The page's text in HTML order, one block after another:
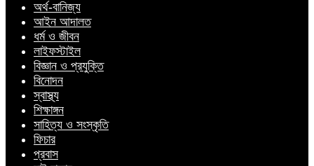
অর্থ-বানিজ্য
আইন আদালত
ধর্ম ও জীবন
লাইফস্টাইল
বিজ্ঞান ও প্রযুক্তি
বিনোদন
স্বাস্থ্য
শিক্ষাঙ্গন
সাহিত্য ও সংস্কৃতি
ফিচার
প্রবাস